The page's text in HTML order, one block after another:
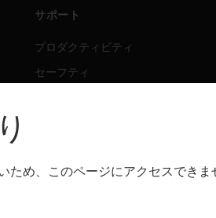
サポート
プロダクティビティ
セーフティ
プロダクティビティ
め、このページにアクセスできま